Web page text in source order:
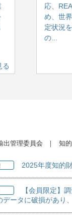
る
応、
め、世
定状況
の...
出管理委員会 知
2025年度知的
【会員限定】
データに破損があり